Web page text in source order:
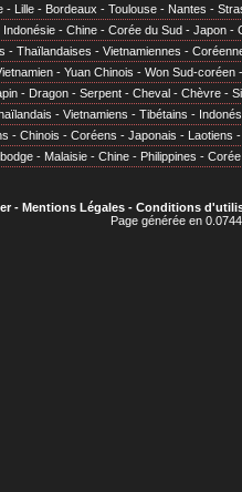
- Lille - Bordeaux - Toulouse - Nantes -
Indonésie - Chine - Corée du Sud - Japon -
- Thaïlandaises - Vietnamiennes -
- Yuan Chinois - Won Sud-coréen
- Dragon - Serpent - Cheval - Chèvre -
- Vietnamiens - Tibétains -
- Chinois - Coréens - Japonais - Laotiens
- Malaisie - Chine - Philippines - Corée
- Mentions Légales- Conditions
Page générée en